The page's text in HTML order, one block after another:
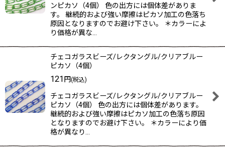
ンピカソ（4個） 色の出方には個体差がありま
す。 継続的および強い摩擦はピカソ加工の色落ち
原因となりますのでお避け下さい。 ＊カラーによ
り価格が異な…
チェコガラスビーズ/レクタングル/クリアブルー
ピカソ（4個）
121 円(税込)
チェコガラスビーズ/レクタングル/クリアブルー
ピカソ（4個） 色の出方には個体差があります。
継続的および強い摩擦はピカソ加工の色落ち原因
となりますのでお避け下さい。 ＊カラーにより価
格が異なり…